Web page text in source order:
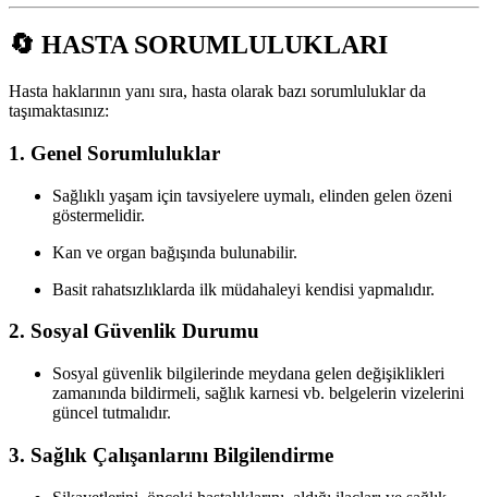
🔄 HASTA SORUMLULUKLARI
Hasta haklarının yanı sıra, hasta olarak bazı sorumluluklar da
taşımaktasınız:
1. Genel Sorumluluklar
Sağlıklı yaşam için tavsiyelere uymalı, elinden gelen özeni
göstermelidir.
Kan ve organ bağışında bulunabilir.
Basit rahatsızlıklarda ilk müdahaleyi kendisi yapmalıdır.
2. Sosyal Güvenlik Durumu
Sosyal güvenlik bilgilerinde meydana gelen değişiklikleri
zamanında bildirmeli, sağlık karnesi vb. belgelerin vizelerini
güncel tutmalıdır.
3. Sağlık Çalışanlarını Bilgilendirme